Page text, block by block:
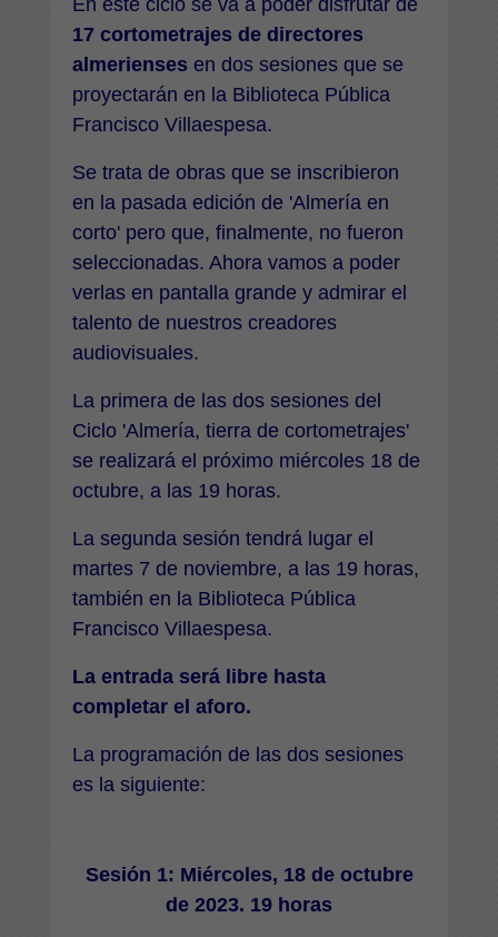
En este ciclo se va a poder disfrutar de
17 cortometrajes de directores
almerienses en dos sesiones que se
proyectarán en la Biblioteca Pública
Francisco Villaespesa.
Se trata de obras que se inscribieron
en la pasada edición de 'Almería en
corto' pero que, finalmente, no fueron
seleccionadas. Ahora vamos a poder
verlas en pantalla grande y admirar el
talento de nuestros creadores
audiovisuales.
La primera de las dos sesiones del
Ciclo 'Almería, tierra de cortometrajes'
se realizará el próximo miércoles 18 de
octubre, a las 19 horas.
La segunda sesión tendrá lugar el
martes 7 de noviembre, a las 19 horas,
también en la Biblioteca Pública
Francisco Villaespesa.
La entrada será libre hasta
completar el aforo.
La programación de las dos sesiones
es la siguiente:
Sesión 1: Miércoles, 18 de octubre
de 2023. 19 horas